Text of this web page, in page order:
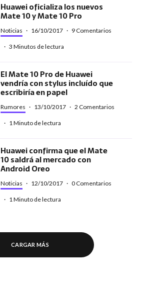
Huawei oficializa los nuevos
Mate 10 y Mate 10 Pro
Noticias · 16/10/2017 · 9 Comentarios
· 3 Minutos de lectura
El Mate 10 Pro de Huawei
vendría con stylus incluído que
escribiría en papel
Rumores · 13/10/2017 · 2 Comentarios
· 1 Minuto de lectura
Huawei confirma que el Mate
10 saldrá al mercado con
Android Oreo
Noticias · 12/10/2017 · 0 Comentarios
· 1 Minuto de lectura
CARGAR MÁS